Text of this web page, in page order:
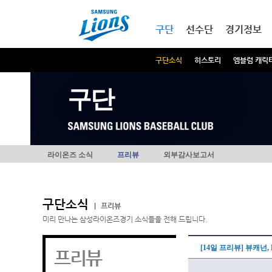
구단
구단소식 히스토리 엠블럼 캐릭
선수단 경기정보
구단
라이온즈 소식 프리뷰 외부감사보고서
구단소식
프리뷰
미리 만나는 삼성라이온즈경기 소식들을 전해 드립니다.
프리뷰 [14일 프리뷰] 뷰캐넌